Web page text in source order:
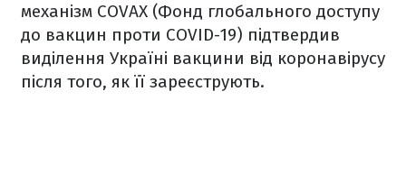
механізм COVAX (Фонд глобального доступу
до вакцин проти COVID-19) підтвердив
виділення Україні вакцини від коронавірусу
після того, як її зареєструють.